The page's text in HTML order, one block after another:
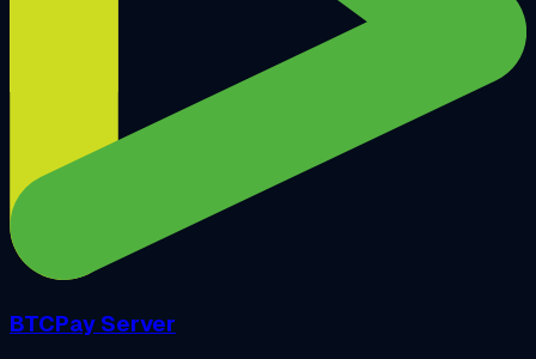
BTCPay Server